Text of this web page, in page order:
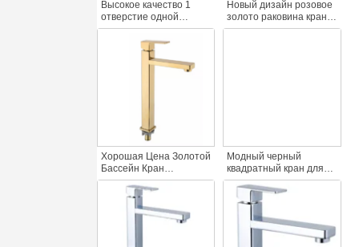
Высокое качество 1
отверстие одной
рукояткой настил
традиционный
умывальник смеситель
кран цинк высокий
Новый дизайн розовое
золото раковина кран
один холодной воды
Хорошая Цена Золотой
Бассейн Кран
Современный
Квадратный Дизайн
Одиночный Холодной
Воды Кран Для Ванной
Модный черный
квадратный кран для
раковины высокий
одиночный кран
холодной воды с
цинковым корпусом
настил монтируется
одна ручка для ванной